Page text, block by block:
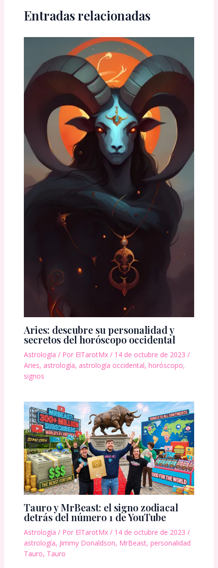
Entradas relacionadas
Aries: descubre su personalidad y
secretos del horóscopo occidental
Astrología / Por ElTarotMx / 14 de octubre de 2023 /
Aries, astrología, astrología occidental, horóscopo,
signos
Tauro y MrBeast: el signo zodiacal
detrás del número 1 de YouTube
Astrología / Por ElTarotMx / 14 de octubre de 2023 /
astrología, Jimmy Donaldson, MrBeast, personalidad
Tauro, Tauro